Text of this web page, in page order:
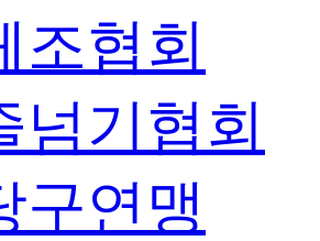
조협회
넘기협회
구연맹